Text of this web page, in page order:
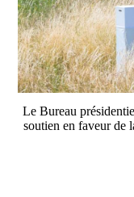
Le Bureau
soutien en faveur de